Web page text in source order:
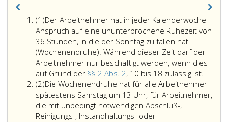
(1)Absatz
eins
Der Arbeitnehmer hat in jeder Kalenderwoche
Anspruch auf eine ununterbrochene Ruhezeit von
36 Stunden, in die der Sonntag zu fallen hat
(Wochenendruhe). Während dieser Zeit darf der
Arbeitnehmer nur beschäftigt werden, wenn dies
auf Grund der §§ 2 Abs. 2, 10 bis 18 zulässig ist.
hat
(2)Absatz
2
Die Wochenendruhe hat für alle Arbeitnehmer
spätestens Samstag um 13 Uhr, für Arbeitnehmer,
die mit unbedingt notwendigen Abschluß-,
Reinigungs-, Instandhaltungs- oder